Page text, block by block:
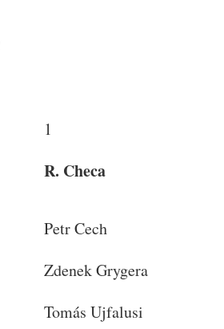
1
R. Checa
Petr Cech
Zdenek Grygera
Tomás Ujfalusi